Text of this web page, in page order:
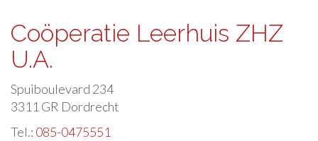
Coöperatie Leerhuis ZHZ
U.A.
Spuiboulevard 234
3311 GR Dordrecht
Tel.: 085-0475551